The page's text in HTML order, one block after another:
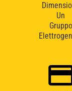
Un
Gruppo